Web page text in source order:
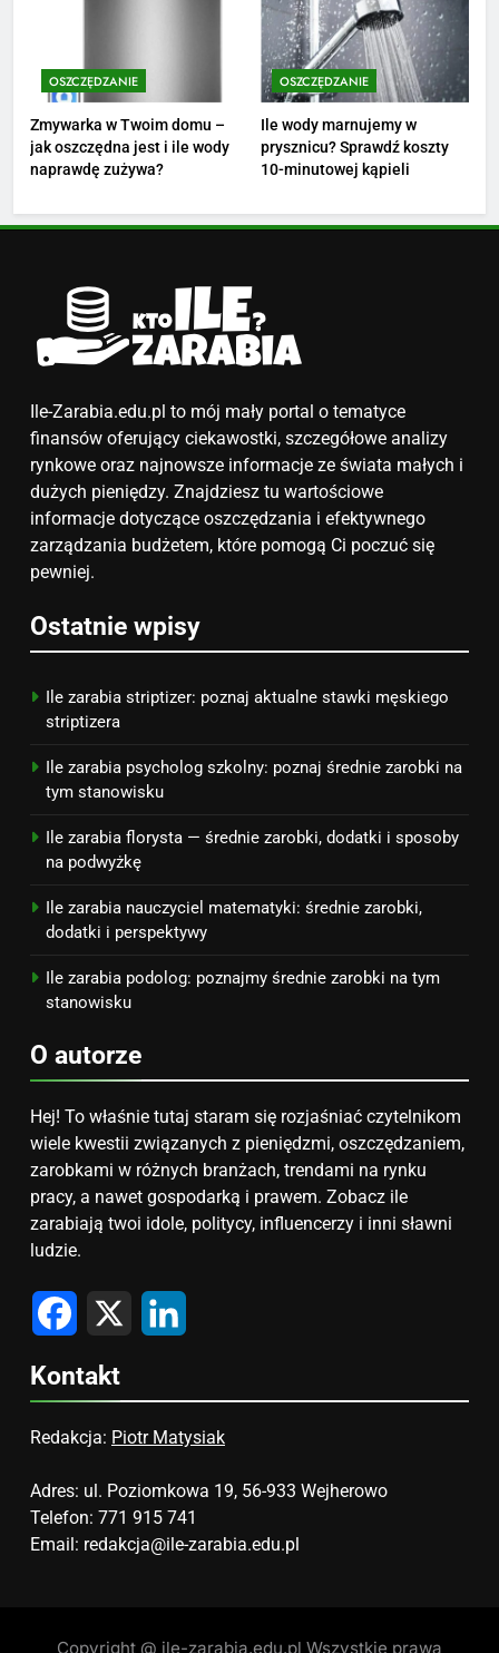
Ile zarabia florysta — średnie
zarobki, dodatki i sposoby na
podwyżkę
ZAROBKI
4
matematyki: średnie zarobki,
Ile zarabia podolog: poznajmy
średnie zarobki na tym
ZAROBKI
6
Akcje charytatywne w szkole:
pomysły i przykłady, które
zainspirują
ZAROBKI
Jak przygotować się finansowo
kosztuje i jak zaplanować
PORADY
PRACA
OSZCZĘDZANIE
Zmywarka w Twoim domu –
jak oszczędna jest i ile wody
naprawdę zużywa?
OSZCZĘDZANIE
Ile wody marnujemy w
prysznicu? Sprawdź koszty
10-minutowej kąpieli
Ile-Zarabia.edu.pl to mój mały portal o tematyce
finansów oferujący ciekawostki, szczegółowe analizy
rynkowe oraz najnowsze informacje ze świata małych i
dużych pieniędzy. Znajdziesz tu wartościowe
informacje dotyczące oszczędzania i efektywnego
zarządzania budżetem, które pomogą Ci poczuć się
pewniej.
Ostatnie wpisy
Ile zarabia striptizer: poznaj aktualne stawki męskiego
striptizera
Ile zarabia psycholog szkolny: poznaj średnie zarobki na
tym stanowisku
Ile zarabia florysta — średnie zarobki, dodatki i sposoby
na podwyżkę
Ile zarabia nauczyciel matematyki: średnie zarobki,
dodatki i perspektywy
Ile zarabia podolog: poznajmy średnie zarobki na tym
stanowisku
O autorze
Hej! To właśnie tutaj staram się rozjaśniać czytelnikom
wiele kwestii związanych z pieniędzmi, oszczędzaniem,
zarobkami w różnych branżach, trendami na rynku
pracy, a nawet gospodarką i prawem. Zobacz ile
zarabiają twoi idole, politycy, influencerzy i inni sławni
ludzie.
Facebook
X
Kontakt
Redakcja: Piotr Matysiak
Adres: ul. Poziomkowa 19, 56-933 Wejherowo
Telefon: 771 915 741
Email: redakcja@ile-zarabia.edu.pl
Copyright @ ile-zarabia.edu.pl Wszystkie prawa